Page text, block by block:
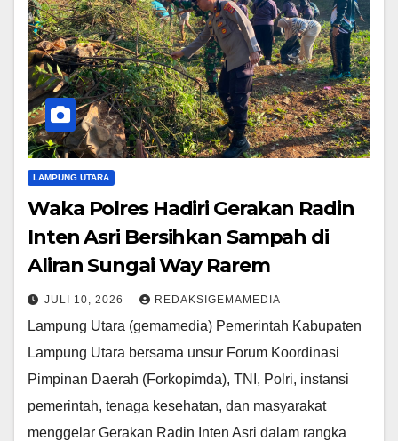
LAMPUNG UTARA
Waka Polres Hadiri Gerakan Radin
Inten Asri Bersihkan Sampah di
Aliran Sungai Way Rarem
JULI 10, 2026 REDAKSIGEMAMEDIA
Lampung Utara (gemamedia) Pemerintah Kabupaten
Lampung Utara bersama unsur Forum Koordinasi
Pimpinan Daerah (Forkopimda), TNI, Polri, instansi
pemerintah, tenaga kesehatan, dan masyarakat
menggelar Gerakan Radin Inten Asri dalam rangka